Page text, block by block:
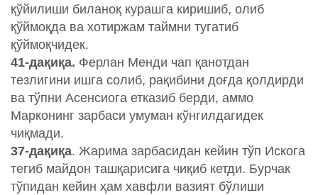
қўйилиши биланоқ курашга киришиб, олиб
қўймоқда ва хотиржам таймни тугатиб
қўймоқчидек.
41-дақиқа. Ферлан Менди чап қанотдан
тезлигини ишга солиб, рақибини доғда қолдирди
ва тўпни Асенсиога етказиб берди, аммо
Марконинг зарбаси умуман кўнгилдагидек
чиқмади.
37-дақиқа. Жарима зарбасидан кейин тўп Искога
тегиб майдон ташқарисига чиқиб кетди. Бурчак
тўпидан кейин ҳам хавфли вазият бўлиши